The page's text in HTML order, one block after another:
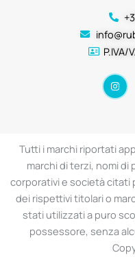
P.IVA/
I
n
s
a
m
Tutti i marchi riportati
marchi di terzi, nomi di
corporativi e società citati
dei rispettivi titolari o
stati utilizzati a puro
possessore, senza